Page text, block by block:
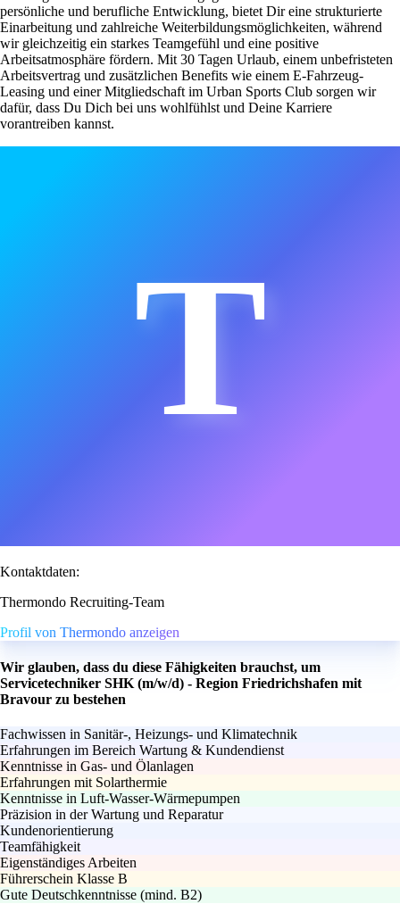
persönliche und berufliche Entwicklung, bietet Dir eine strukturierte
Einarbeitung und zahlreiche Weiterbildungsmöglichkeiten, während
wir gleichzeitig ein starkes Teamgefühl und eine positive
Arbeitsatmosphäre fördern. Mit 30 Tagen Urlaub, einem unbefristeten
Arbeitsvertrag und zusätzlichen Benefits wie einem E-Fahrzeug-
Leasing und einer Mitgliedschaft im Urban Sports Club sorgen wir
dafür, dass Du Dich bei uns wohlfühlst und Deine Karriere
vorantreiben kannst.
T
Kontaktdaten:
Thermondo Recruiting-Team
Profil von Thermondo anzeigen
Wir glauben, dass du diese Fähigkeiten brauchst, um
Servicetechniker SHK (m/w/d) - Region Friedrichshafen mit
Bravour zu bestehen
Fachwissen in Sanitär-, Heizungs- und Klimatechnik
Erfahrungen im Bereich Wartung & Kundendienst
Kenntnisse in Gas- und Ölanlagen
Erfahrungen mit Solarthermie
Kenntnisse in Luft-Wasser-Wärmepumpen
Präzision in der Wartung und Reparatur
Kundenorientierung
Teamfähigkeit
Eigenständiges Arbeiten
Führerschein Klasse B
Gute Deutschkenntnisse (mind. B2)